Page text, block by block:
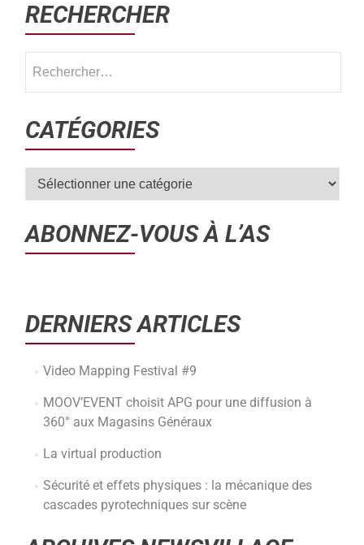
RECHERCHER
CATÉGORIES
ABONNEZ-VOUS À L’AS
DERNIERS ARTICLES
Video Mapping Festival #9
MOOV’EVENT choisit APG pour une diffusion à
360° aux Magasins Généraux
La virtual production
Sécurité et effets physiques : la mécanique des
cascades pyrotechniques sur scène